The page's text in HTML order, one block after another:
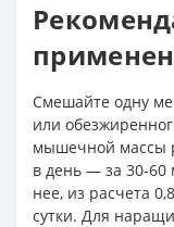
Смешайте одну
или
мышечной массы
в день — за 30-60
нее, из расчета
сутки. Для